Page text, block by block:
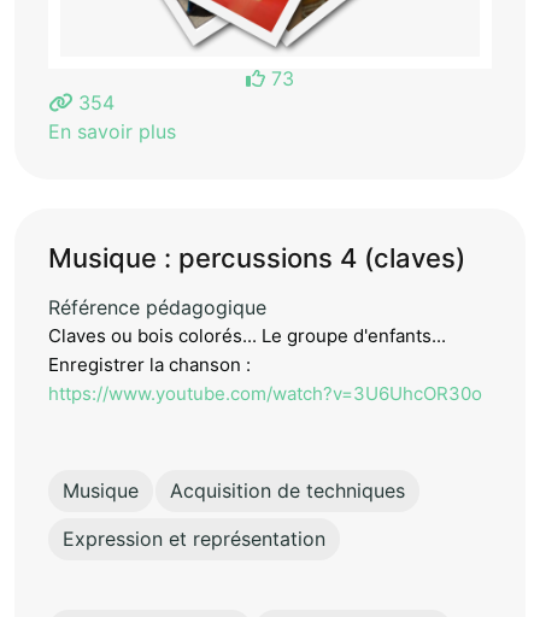
73
354
En savoir plus
Musique : percussions 4 (claves)
Référence pédagogique
Claves ou bois colorés... Le groupe d'enfants...
Enregistrer la chanson :
https://www.youtube.com/watch?v=3U6UhcOR30o
Musique
Acquisition de techniques
Expression et représentation